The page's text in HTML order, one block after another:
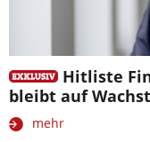
Hitliste
bleibt auf
mehr